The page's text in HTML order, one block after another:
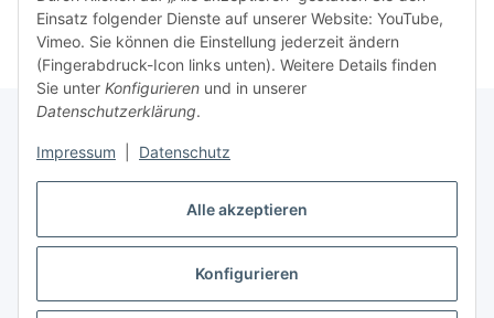
Alle akzeptieren
Konfigurieren
Einsatz folgender Dienste auf unserer Website: YouTube,
Vimeo. Sie können die Einstellung jederzeit ändern
(Fingerabdruck-Icon links unten). Weitere Details finden
Sie unter Konfigurieren und in unserer
Datenschutzerklärung.
Impressum Datenschutz